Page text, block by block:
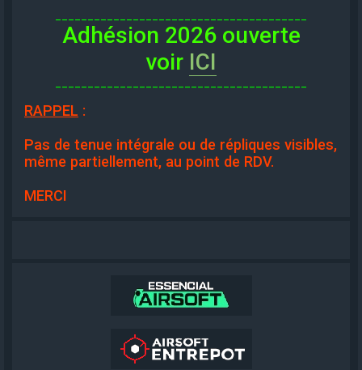
Adhésion 2026 ouverte
voir ICI
RAPPEL :
Pas de tenue intégrale ou de répliques visibles,
même partiellement, au point de RDV.
MERCI